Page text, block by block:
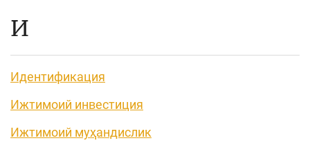
И
Идентификация
Ижтимоий инвестиция
Ижтимоий муҳандислик